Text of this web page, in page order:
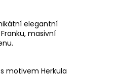
elegantní
masivní
motivem Herkula